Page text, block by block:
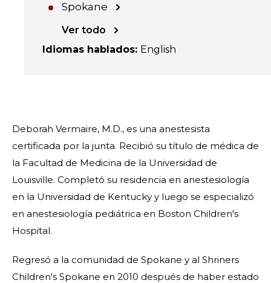
Spokane
Ver todo
Idiomas hablados: English
Deborah Vermaire, M.D., es una anestesista
certificada por la junta. Recibió su título de médica de
la Facultad de Medicina de la Universidad de
Louisville. Completó su residencia en anestesiología
en la Universidad de Kentucky y luego se especializó
en anestesiología pediátrica en Boston Children's
Hospital.
Regresó a la comunidad de Spokane y al Shriners
Children's Spokane en 2010 después de haber estado